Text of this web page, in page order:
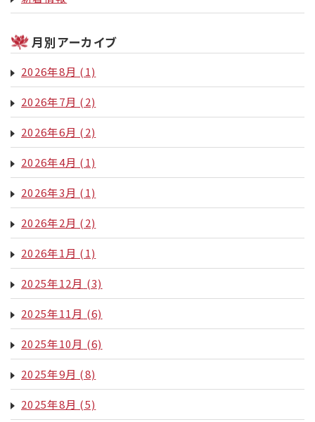
月別アーカイブ
2026年8月 (1)
2026年7月 (2)
2026年6月 (2)
2026年4月 (1)
2026年3月 (1)
2026年2月 (2)
2026年1月 (1)
2025年12月 (3)
2025年11月 (6)
2025年10月 (6)
2025年9月 (8)
2025年8月 (5)